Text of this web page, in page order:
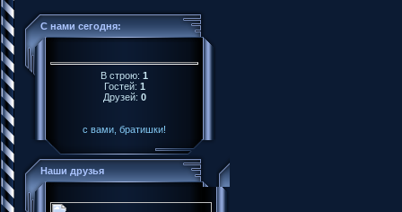
С нами сегодня:
В строю: 1
Гостей: 1
Друзей: 0
с вами, братишки!
Наши друзья